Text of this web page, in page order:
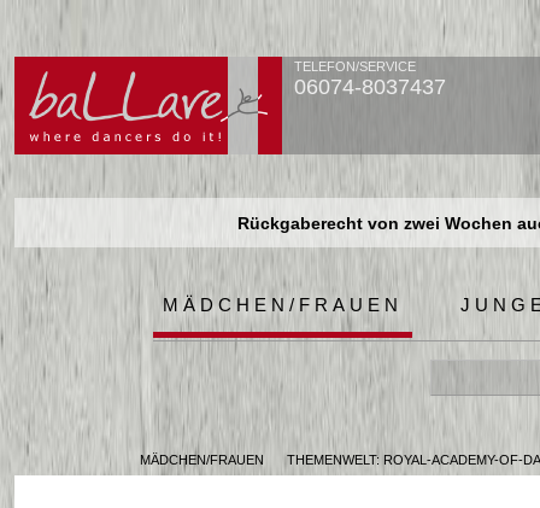
TELEFON/SERVICE
06074-8037437
Rückgaberecht von zwei Wochen
Rückgaberecht von zwei Wochen
MÄDCHEN/FRAUEN
MÄDCHEN/FRAUEN THEMENWELT: ROYAL-ACADEMY-OF-